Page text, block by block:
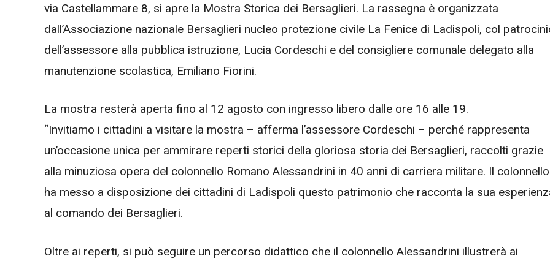
via Castellammare 8, si apre la Mostra Storica dei Bersaglieri. La rassegna è organizzata
dall’Associazione nazionale Bersaglieri nucleo protezione civile La Fenice di Ladispoli, col
dell’assessore alla pubblica istruzione, Lucia Cordeschi e del consigliere comunale delegato alla
manutenzione scolastica, Emiliano Fiorini.
La mostra resterà aperta fino al 12 agosto con ingresso libero dalle ore 16 alle 19.
“Invitiamo i cittadini a visitare la mostra – afferma l’assessore Cordeschi – perché rappresenta
un’occasione unica per ammirare reperti storici della gloriosa storia dei Bersaglieri, raccolti grazie
alla minuziosa opera del colonnello Romano Alessandrini in 40 anni di carriera militare. Il colonnello
ha messo a disposizione dei cittadini di Ladispoli questo patrimonio che racconta la sua
al comando dei Bersaglieri.
Oltre ai reperti, si può seguire un percorso didattico che il colonnello Alessandrini illustrerà ai